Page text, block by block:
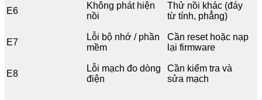
E6
Không phát hiện
nồi
Thử nồi khác (đáy
từ tính, phẳng)
E7
Lỗi bộ nhớ / phần
mềm
Cần reset hoặc nạp
lại firmware
E8
Lỗi mạch đo dòng
điện
Cần kiểm tra và
sửa mạch